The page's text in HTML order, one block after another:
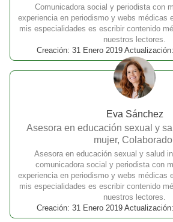
Comunicadora social y periodista con
experiencia en periodismo y webs médicas
mis especialidades es escribir contenido
nuestros lectores.
Creación: 31 Enero 2019
Eva Sánchez
Asesora en educación sexual y
mujer,
Asesora en educación sexual y salud
comunicadora social y periodista con
experiencia en periodismo y webs médicas
mis especialidades es escribir contenido
nuestros lectores.
Creación: 31 Enero 2019